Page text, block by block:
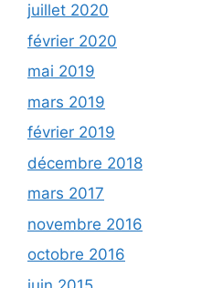
juillet 2020
février 2020
mai 2019
mars 2019
février 2019
décembre 2018
mars 2017
novembre 2016
octobre 2016